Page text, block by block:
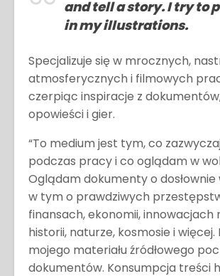
and tell a story. I try to
in my illustrations.
Specjalizuje się w mrocznych,
atmosferycznych i filmowych
czerpiąc inspiracje z
opowieści i gier.
“To medium jest tym, co
podczas pracy i co oglądam w
Oglądam dokumenty o dosłownie
w tym o prawdziwych
finansach, ekonomii, innowacjach
historii, naturze, kosmosie i więcej.
mojego materiału źródłowego
dokumentów. Konsumpcja treści